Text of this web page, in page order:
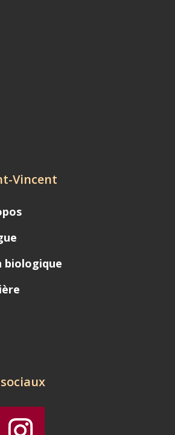
Vincent
biologique